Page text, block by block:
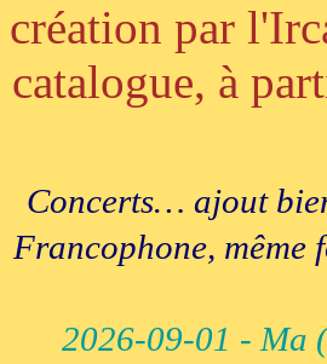
création par
catalogue, à
Concerts… ajout
Francophone, même
2026-09-01 - Ma